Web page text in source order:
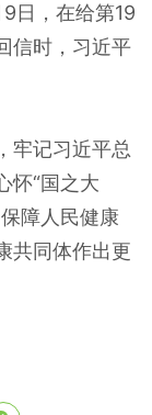
日，在给第19
信时，习近平
记习近平总
怀“国之大
障人民健康
共同体作出更